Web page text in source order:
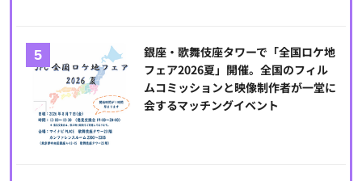
銀座・歌舞伎座タワーで「全国ロケ地
フェア2026夏」開催。全国のフィル
ムコミッションと映像制作者が一堂に
会するマッチングイベント